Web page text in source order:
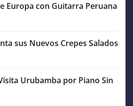
Europa con Guitarra Peruana
sus Nuevos Crepes Salados
Urubamba por Piano Sin